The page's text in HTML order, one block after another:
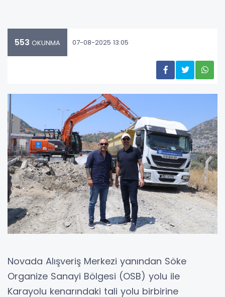
553 OKUNMA 07-08-2025 13:05
Novada Alışveriş Merkezi yanından Söke
Organize Sanayi Bölgesi (OSB) yolu ile
Karayolu kenarındaki tali yolu birbirine